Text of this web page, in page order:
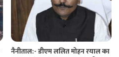
नैनीताल:- डीएम ललित मोहन रयाल का